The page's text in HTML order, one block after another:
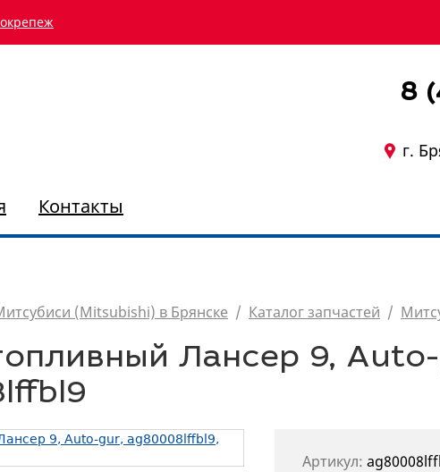
8
г.
Контакты
(Mitsubishi) в Брянске / Каталог запчастей /
Лансер 9,
Артикул: